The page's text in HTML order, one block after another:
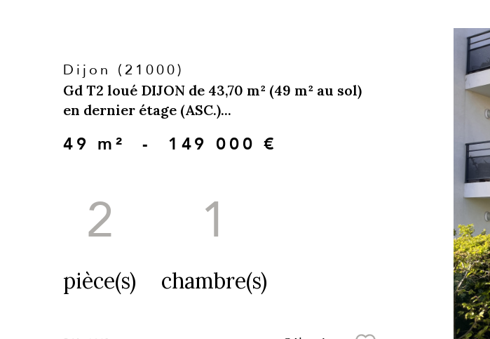
Dijon (21000)
Gd T2 loué DIJON de 43,70 m² (49 m² au sol)
en dernier étage (ASC.)...
49 m² - 149 000 €
2
pièce(s)
1
chambre(s)